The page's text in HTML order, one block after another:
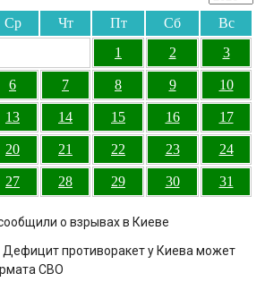
Ср Чт Пт Сб
Вс
1
2 3
6 7 8 9 10
13 14 15 16 17
20 21 22 23 24
27 28 29 30 31
о взрывах в Киеве
Дефицит противоракет у Киева может
СВО